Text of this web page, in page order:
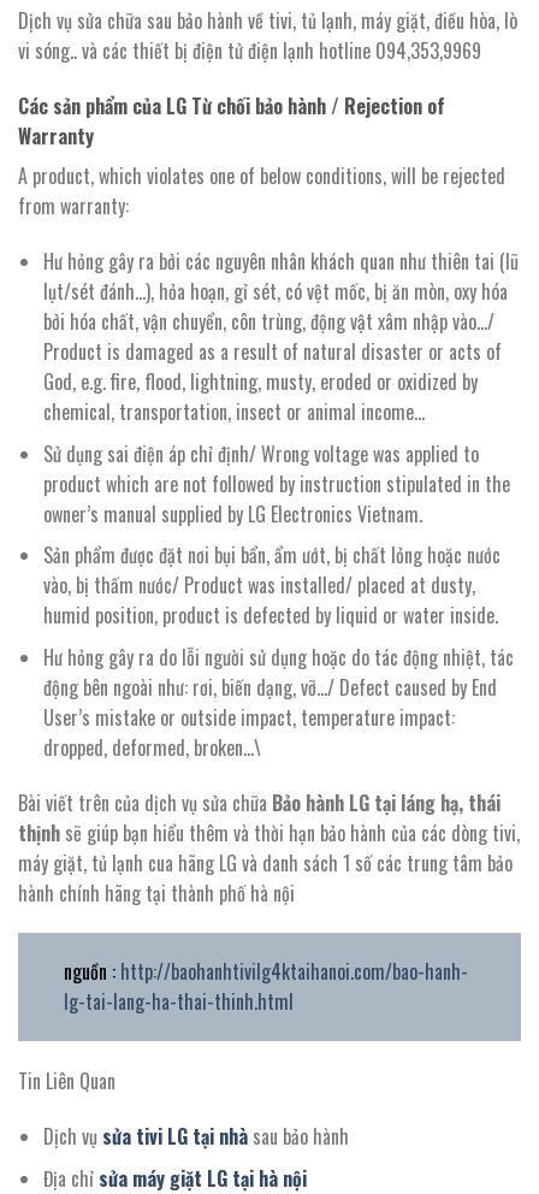
Dịch vụ sửa chữa sau bảo hành về tivi, tủ lạnh, máy giặt, điều hòa, lò
vi sóng.. và các thiết bị điện tử điện lạnh hotline 094,353,9969
Các sản phẩm của LG Từ chối bảo hành / Rejection of
Warranty
A product, which violates one of below conditions, will be rejected
from warranty:
Hư hỏng gây ra bởi các nguyên nhân khách quan như thiên tai (lũ
lụt/sét đánh…), hỏa hoạn, gỉ sét, có vệt mốc, bị ăn mòn, oxy hóa
bởi hóa chất, vận chuyển, côn trùng, động vật xâm nhập vào…/
Product is damaged as a result of natural disaster or acts of
God, e.g. fire, flood, lightning, musty, eroded or oxidized by
chemical, transportation, insect or animal income…
Sử dụng sai điện áp chỉ định/ Wrong voltage was applied to
product which are not followed by instruction stipulated in the
owner’s manual supplied by LG Electronics Vietnam.
Sản phẩm được đặt nơi bụi bẩn, ẩm ướt, bị chất lỏng hoặc nước
vào, bị thấm nước/ Product was installed/ placed at dusty,
humid position, product is defected by liquid or water inside.
Hư hỏng gây ra do lỗi người sử dụng hoặc do tác động nhiệt, tác
động bên ngoài như: rơi, biến dạng, vỡ…/ Defect caused by End
User’s mistake or outside impact, temperature impact:
dropped, deformed, broken…\
Bài viết trên của dịch vụ sửa chữa Bảo hành LG tại láng hạ, thái
thịnh sẽ giúp bạn hiểu thêm và thời hạn bảo hành của các dòng tivi,
máy giặt, tủ lạnh cua hãng LG và danh sách 1 số các trung tâm bảo
hành chính hãng tại thành phố hà nội
nguồn : http://baohanhtivilg4ktaihanoi.com/bao-hanh-
lg-tai-lang-ha-thai-thinh.html
Tin Liên Quan
Dịch vụ sửa tivi LG tại nhàsau bảo hành
Địa chỉ sửa máy giặt LG tại hà nội